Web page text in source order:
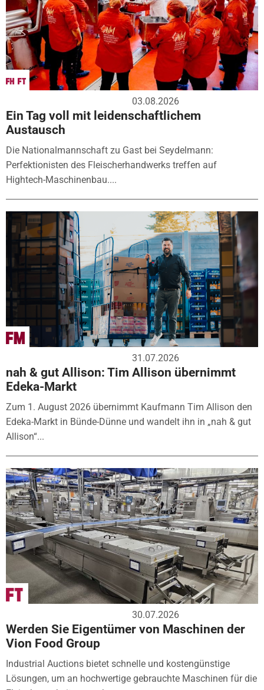
03.08.2026
Ein Tag voll mit leidenschaftlichem
Austausch
Die Nationalmannschaft zu Gast bei Seydelmann:
Perfektionisten des Fleischerhandwerks treffen auf
Hightech-Maschinenbau....
31.07.2026
nah & gut Allison: Tim Allison übernimmt
Edeka-Markt
Zum 1. August 2026 übernimmt Kaufmann Tim Allison den
Edeka-Markt in Bünde-Dünne und wandelt ihn in „nah & gut
Allison“...
30.07.2026
Werden Sie Eigentümer von Maschinen der
Vion Food Group
Industrial Auctions bietet schnelle und kostengünstige
Lösungen, um an hochwertige gebrauchte Maschinen für die